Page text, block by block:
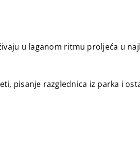
u laganom ritmu proljeća u
pisanje razglednica iz parka i